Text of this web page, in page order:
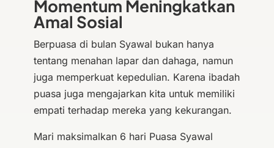
Momentum Meningkatkan
Amal Sosial
Berpuasa di bulan Syawal bukan hanya
tentang menahan lapar dan dahaga, namun
juga memperkuat kepedulian. Karena ibadah
puasa juga mengajarkan kita untuk memiliki
empati terhadap mereka yang kekurangan.
Mari maksimalkan 6 hari Puasa Syawal